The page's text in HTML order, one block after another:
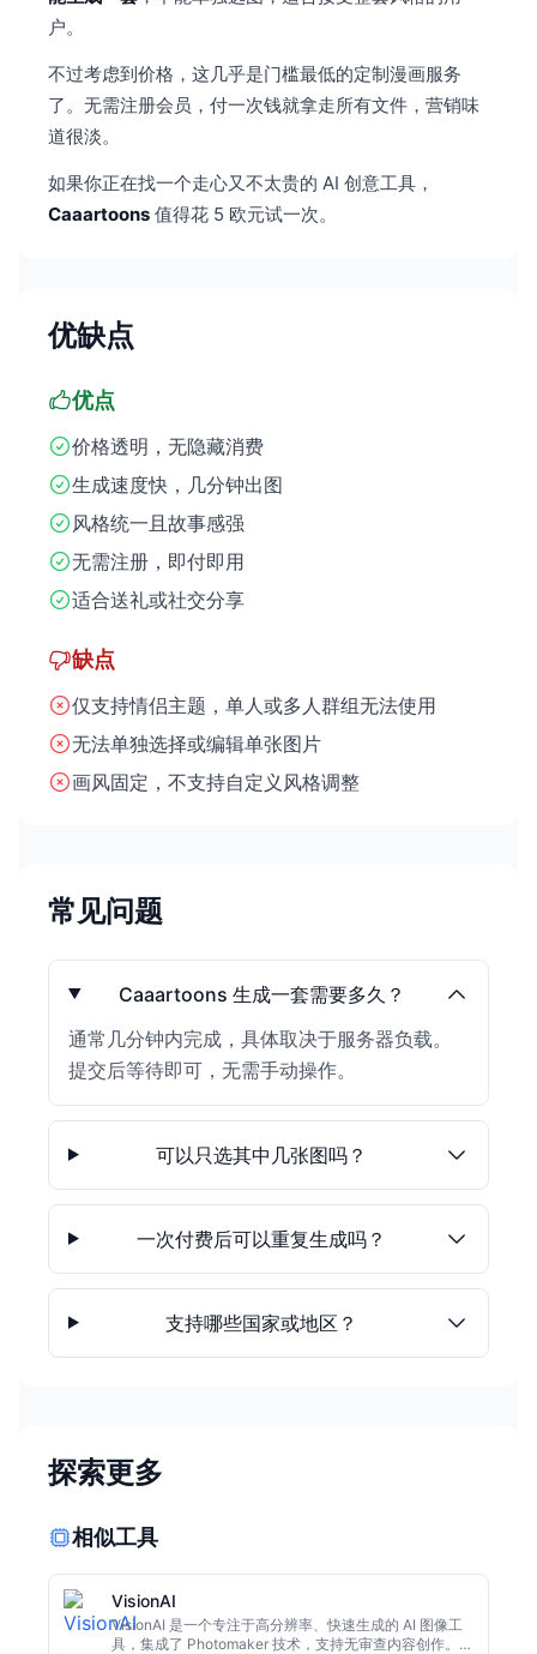
户。
不过考虑到价格，这几乎是门槛最低的定制漫画服务
了。无需注册会员，付一次钱就拿走所有文件，营销味
道很淡。
如果你正在找一个走心又不太贵的 AI 创意工具，
Caaartoons 值得花 5 欧元试一次。
优缺点
优点
价格透明，无隐藏消费
生成速度快，几分钟出图
风格统一且故事感强
无需注册，即付即用
适合送礼或社交分享
缺点
仅支持情侣主题，单人或多人群组无法使用
无法单独选择或编辑单张图片
画风固定，不支持自定义风格调整
常见问题
Caaartoons 生成一套需要多久？
通常几分钟内完成，具体取决于服务器负载。
提交后等待即可，无需手动操作。
可以只选其中几张图吗？
一次付费后可以重复生成吗？
支持哪些国家或地区？
探索更多
相似工具
VisionAI
VisionAI 是一个专注于高分辨率、快速生成的 AI 图像工
具，集成了 Photomaker 技术，支持无审查内容创作。无